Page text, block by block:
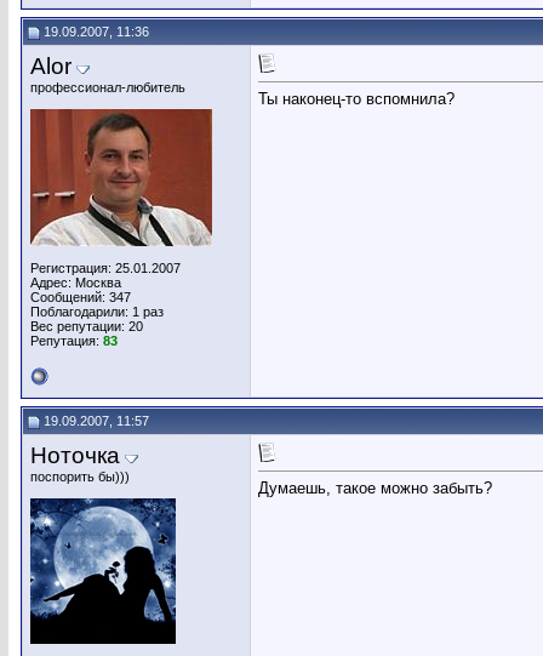
19.09.2007, 11:36
Alor
профессионал-любитель
Регистрация: 25.01.2007
Адрес: Москва
Сообщений: 347
Поблагодарили: 1 раз
Вес репутации: 20
Репутация: 83
Ты наконец-то вспомнила?
19.09.2007, 11:57
Ноточка
поспорить бы)))
Думаешь, такое можно забыть?